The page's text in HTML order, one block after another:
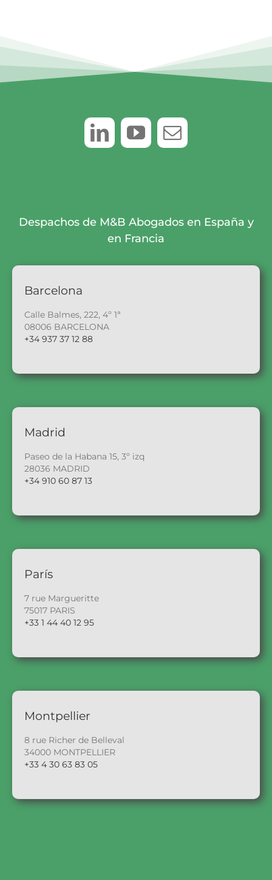
Despachos de M&B Abogados en España y
en Francia
Barcelona
Calle Balmes, 222, 4º 1ª
08006 BARCELONA
+34 937 37 12 88
Madrid
Paseo de la Habana 15, 3º izq
28036 MADRID
+34 910 60 87 13
París
7 rue Margueritte
75017 PARIS
+33 1 44 40 12 95
Montpellier
8 rue Richer de Belleval
34000 MONTPELLIER
+33 4 30 63 83 05